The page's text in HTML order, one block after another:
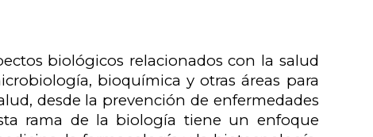
biológicos relacionados con la salud
bioquímica y otras áreas para
desde la prevención de enfermedades
rama de la biología tiene un enfoque